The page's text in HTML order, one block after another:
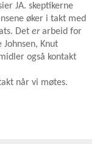
JA. skeptikerne
øker i takt med
Det erarbeid for
Knut
også kontakt
når vi møtes.